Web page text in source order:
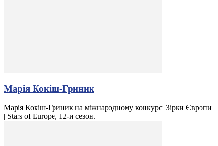
Марія Кокіш-Гриник
Марія Кокіш-Гриник на міжнародному конкурсі Зірки Європи
| Stars of Europe, 12-й сезон.